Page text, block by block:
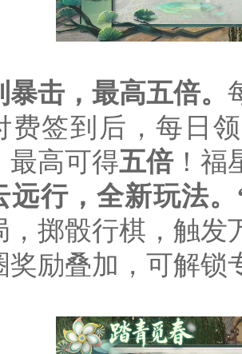
暴击，最高五倍。
费签到后，每日
最高可得五倍！福
远行，全新玩法
，掷骰行棋，触发
奖励叠加，可解锁